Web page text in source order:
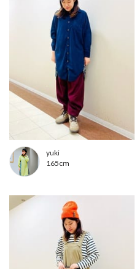
yuki
165cm